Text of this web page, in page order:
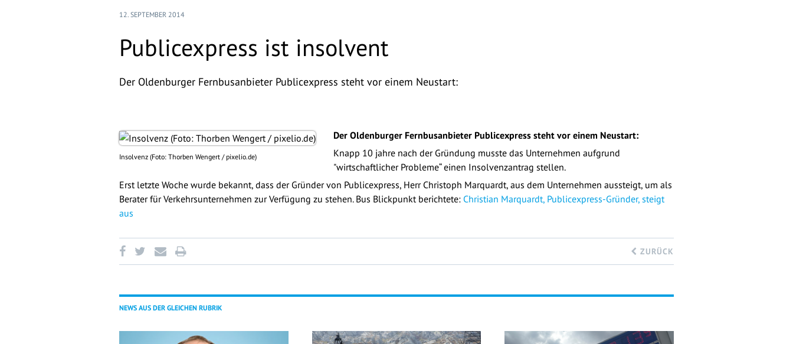
12. SEPTEMBER 2014
Publicexpress ist insolvent
Der Oldenburger Fernbusanbieter Publicexpress steht vor einem Neustart:
Insolvenz (Foto: Thorben Wengert / pixelio.de)
Der Oldenburger Fernbusanbieter Publicexpress steht vor einem Neustart:
Knapp 10 jahre nach der Gründung musste das Unternehmen aufgrund
"wirtschaftlicher Probleme“ einen Insolvenzantrag stellen.
Erst letzte Woche wurde bekannt, dass der Gründer von Publicexpress, Herr Christoph Marquardt, aus dem Unternehmen aussteigt, um als
Berater für Verkehrsunternehmen zur Verfügung zu stehen. Bus Blickpunkt berichtete: Christian Marquardt, Publicexpress-Gründer, steigt
aus
ZURÜCK
NEWS AUS DER GLEICHEN RUBRIK